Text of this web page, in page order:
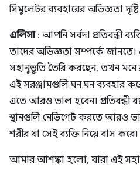
সিমুলেটর ব্যবহারের অভিজ্ঞতা দৃষ্টি
এলিসা: আপনি সর্বদা প্রতিবন্ধী
তাদের অভিজ্ঞতা সম্পর্কে
সহানুভূতি তৈরি করছেন, তখন মনে
এই সরঞ্জামগুলি ঘন ঘন ব্যবহার
এতে আরও ভাল হবেন। প্রতিবন্ধী
স্থানগুলি নেভিগেট করতে আরও
শরীর যা সেই ব্যক্তি নিয়ে বাস করে।
আমার আশঙ্কা হলো, যারা এই